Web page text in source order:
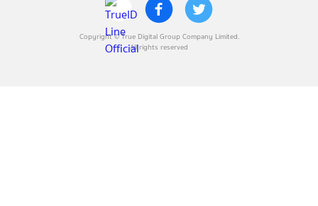
Copyright © True Digital Group Company Limited.
All rights reserved